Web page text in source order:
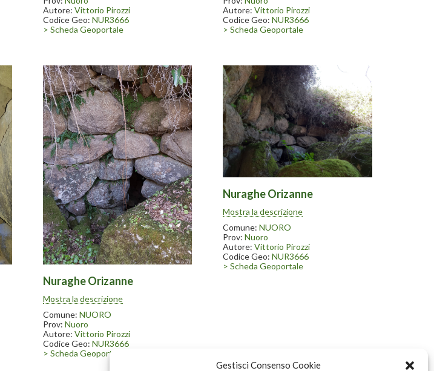
Gestisci Consenso Cookie
Autore: Vittorio Pirozzi
Codice Geo: NUR3666
> Scheda Geoportale
Autore:Vittorio Pirozzi
Codice Geo:NUR3666
> Scheda Geoportale
Nuraghe Orizanne
della strada da Nuoro per Bitti. Come
altri nuraghi è presente una grande
quercia all’interno della tholos franata
Mostra la descrizione
Comune: NUORO
Prov: Nuoro
Autore: Vittorio Pirozzi
Codice Geo: NUR3666
> Scheda Geoportale
Nuraghe Orizanne
della strada da Nuoro per Bitti. Come
altri nuraghi è presente una grande
quercia all’interno della tholos franata
Mostra la descrizione
Comune:NUORO
Prov:Nuoro
Autore:Vittorio Pirozzi
Codice Geo:NUR3666
> Scheda Geoportale